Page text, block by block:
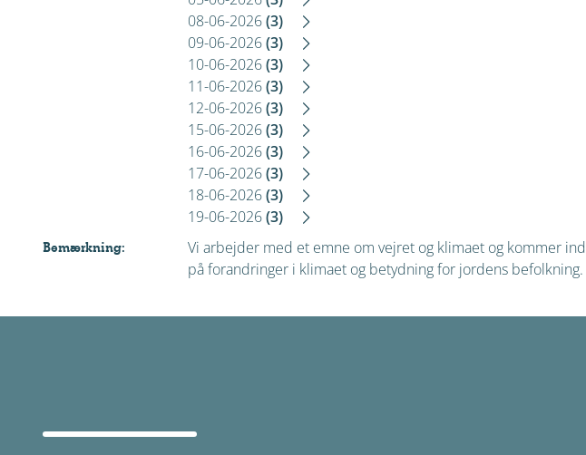
08-06-2026(3)
09-06-2026(3)
10-06-2026(3)
11-06-2026(3)
12-06-2026(3)
15-06-2026(3)
16-06-2026(3)
17-06-2026(3)
18-06-2026(3)
19-06-2026(3)
Bemærkning:
Vi arbejder med et emne om vejret og klimaet og kommer ind
på forandringer i klimaet og betydning for jordens befolkning.